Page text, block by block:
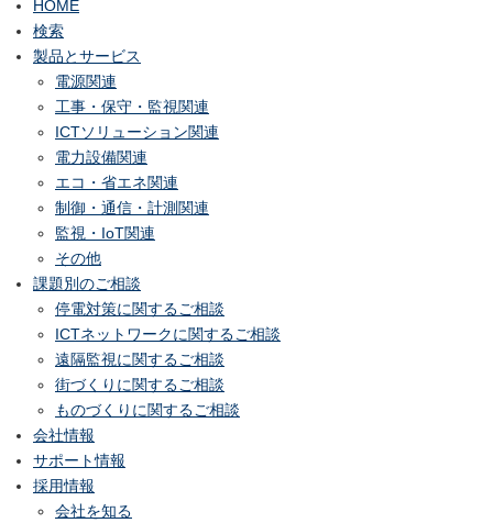
HOME
検索
製品とサービス
電源関連
工事・保守・監視関連
ICTソリューション関連
電力設備関連
エコ・省エネ関連
制御・通信・計測関連
監視・IoT関連
その他
課題別のご相談
停電対策に関するご相談
ICTネットワークに関するご相談
遠隔監視に関するご相談
街づくりに関するご相談
ものづくりに関するご相談
会社情報
サポート情報
採用情報
会社を知る